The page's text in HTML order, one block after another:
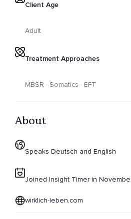
Client Age
Adult
Treatment Approaches
MBSR · Somatics · EFT
About
Speaks Deutsch and English
Joined Insight Timer in
wirklich-leben.com